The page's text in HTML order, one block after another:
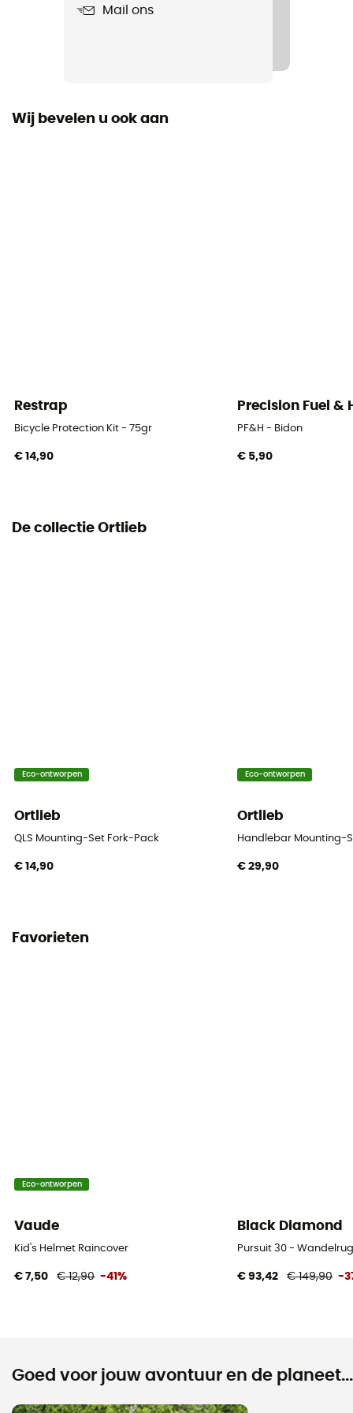
Mail ons
Wij bevelen u ook aan
Restrap
Bicycle Protection Kit - 75gr
€ 14,90
Precision Fuel &
PF&H - Bidon
€ 5,90
De collectie Ortlieb
Eco-ontworpen
Ortlieb
QLS Mounting-Set Fork-Pack
€ 14,90
Eco-ontworpen
Ortlieb
Handlebar Mounting-
€ 29,90
Favorieten
Eco-ontworpen
Vaude
Kid's Helmet Raincover
€ 7,50 € 12,90 -41%
Black Diamond
Pursuit 30 -
€ 93,42 € 149,90 -
Goed voor jouw avontuur en de planeet...